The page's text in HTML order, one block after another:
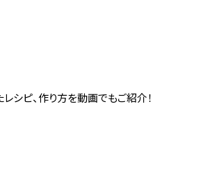
シピ、作り方を動画でもご紹介！